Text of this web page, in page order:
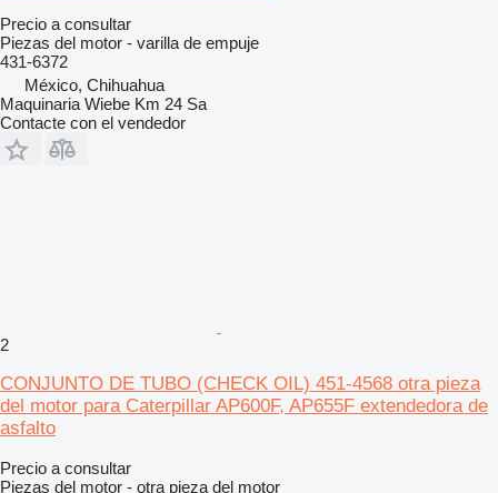
Precio a consultar
Piezas del motor - varilla de empuje
431-6372
México, Chihuahua
Maquinaria Wiebe Km 24 Sa
Contacte con el vendedor
2
CONJUNTO DE TUBO (CHECK OIL) 451-4568 otra pieza
del motor para Caterpillar AP600F, AP655F extendedora de
asfalto
Precio a consultar
Piezas del motor - otra pieza del motor